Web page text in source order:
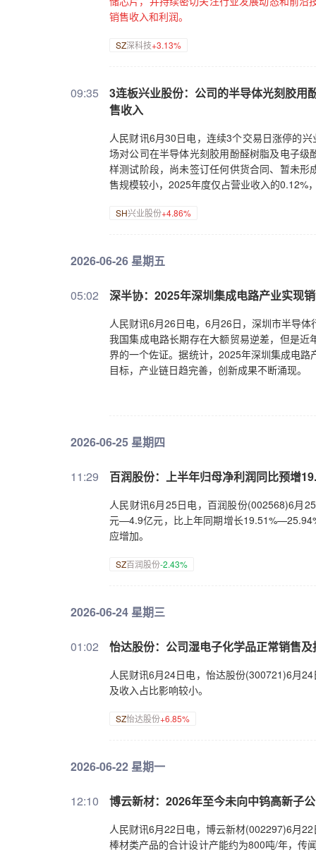
销售收入和利润。
SZ深科技+3.13%
09:35
3连板兴业股份：公司的半导体光刻胶用
售收入
人民财讯6月30日电，连续3个交易日涨停的
场对公司在半导体光刻胶用酚醛树脂及电子
样测试阶段，尚未签订任何供货合同、暂未
售规模较小，2025年度仅占营业收入的0.12%
SH兴业股份+4.86%
2026-06-26 星期五
05:02 深半协：2025年深圳集成电路产业实现
人民财讯6月26日电，6月26日，深圳市半导
我国集成电路长期存在大额贸易逆差，但是
界的一个佐证。据统计，2025年深圳集成电
目标，产业链日趋完善，创新成果不断涌现。
2026-06-25 星期四
11:29 百润股份：上半年归母净利润同比预增
人民财讯6月25日电，百润股份(002568)6月
元—4.9亿元，比上年同期增长
应增加。
SZ百润股份-2.43%
2026-06-24 星期三
01:02 怡达股份：公司湿电子化学品正常销售
人民财讯6月24日电，怡达股份(300721)6月
及收入占比影响较小。
SZ怡达股份+6.85%
2026-06-22 星期一
12:10 博云新材：2026年至今未向中钨高新子
人民财讯6月22日电，博云新材(002297)6月
棒材类产品的合计设计产能约为800吨/年，传